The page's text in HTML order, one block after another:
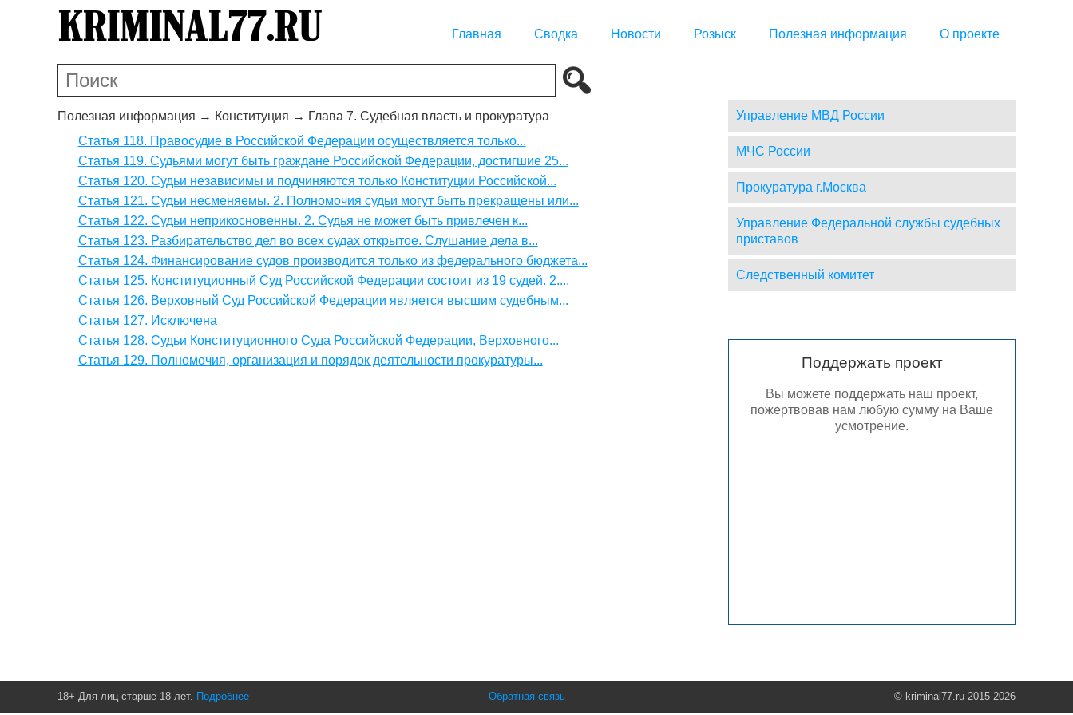
Главная Сводка Новости Розыск Полезная информация О проекте
Полезная информация → Конституция → Глава 7. Судебная власть и прокуратура
Статья 118. Правосудие в Российской Федерации осуществляется только...
Статья 119. Судьями могут быть граждане Российской Федерации, достигшие 25...
Статья 120. Судьи независимы и подчиняются только Конституции Российской...
Статья 121. Судьи несменяемы. 2. Полномочия судьи могут быть прекращены или...
Статья 122. Судьи неприкосновенны. 2. Судья не может быть привлечен к...
Статья 123. Разбирательство дел во всех судах открытое. Слушание дела в...
Статья 124. Финансирование судов производится только из федерального бюджета...
Статья 125. Конституционный Суд Российской Федерации состоит из 19 судей. 2....
Статья 126. Верховный Суд Российской Федерации является высшим судебным...
Статья 127. Исключена
Статья 128. Судьи Конституционного Суда Российской Федерации, Верховного...
Статья 129. Полномочия, организация и порядок деятельности прокуратуры...
Управление МВД России
МЧС России
Прокуратура г.Москва
Управление Федеральной службы судебных
приставов
Следственный комитет
Поддержать проект
Вы можете поддержать наш проект,
пожертвовав нам любую сумму на Ваше
усмотрение.
18+ Для лиц старше 18 лет. Подробнее © kriminal77.ru 2015-2026
Обратная связь